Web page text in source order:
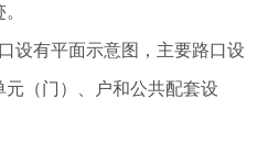
设有平面示意图，主要路口设
（门）、户和公共配套设